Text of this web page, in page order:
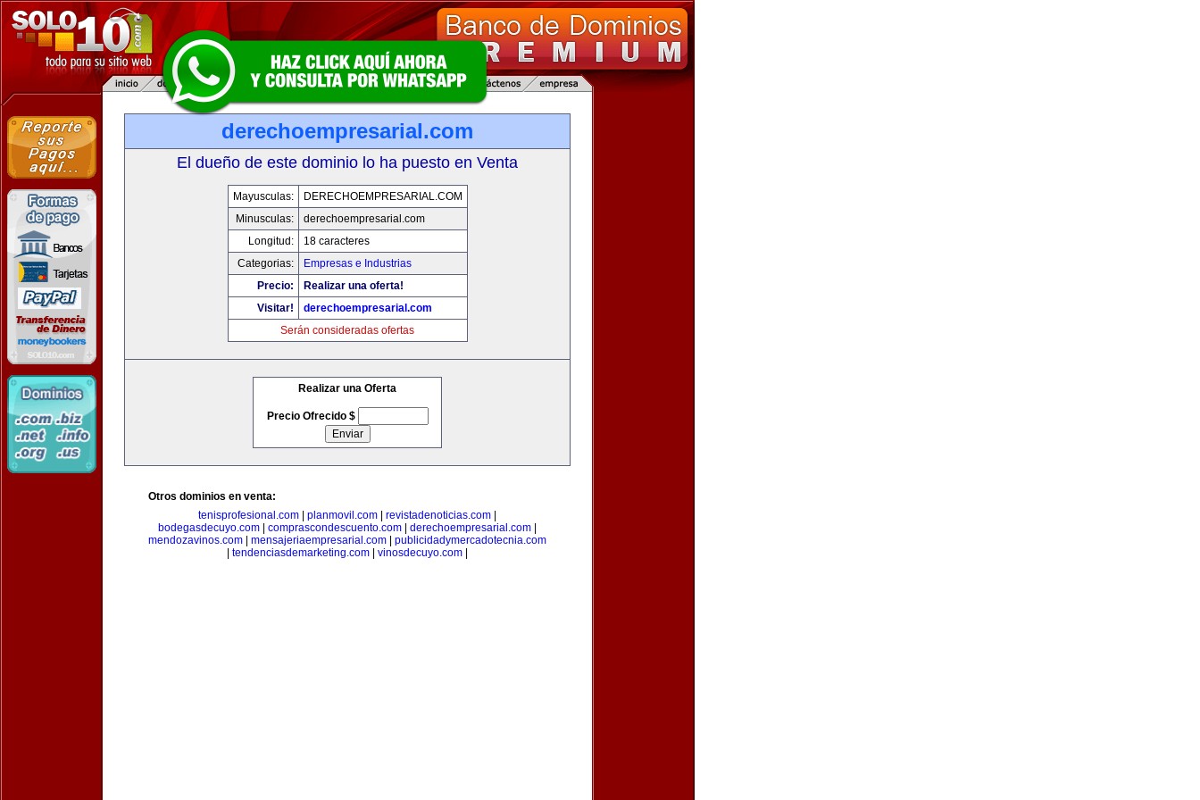
derechoempresarial.com
El dueño de este dominio lo ha puesto en Venta
Mayusculas:
DERECHOEMPRESARIAL.COM
Minusculas:
derechoempresarial.com
Longitud:
18 caracteres
Categorias:
Empresas e Industrias
Precio:
Realizar una oferta!
Visitar!
derechoempresarial.com
Serán consideradas ofertas
Realizar una Oferta
Precio Ofrecido $
Otros dominios en venta:
tenisprofesional.com
planmovil.com revistadenoticias.com
bodegasdecuyo.com
comprascondescuento.com derechoempresarial.com
mendozavinos.com
mensajeriaempresarial.com
publicidadymercadotecnia.com
tendenciasdemarketing.com vinosdecuyo.com